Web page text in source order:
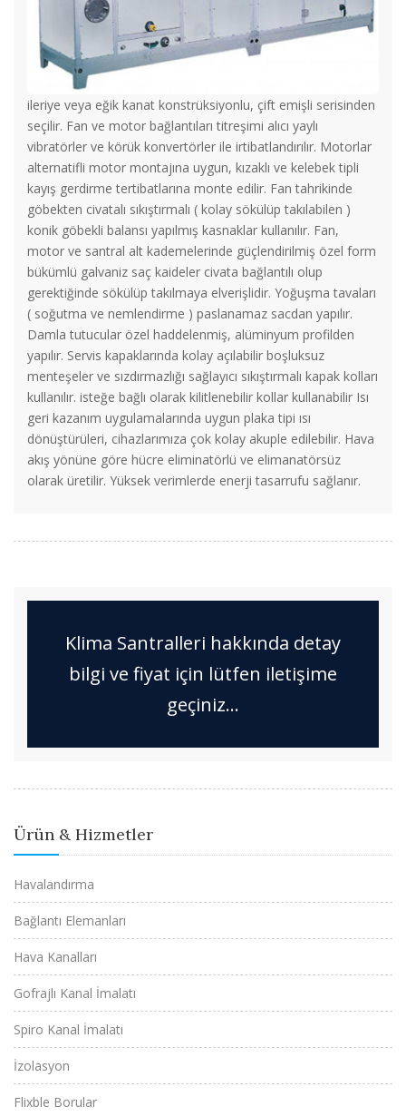
ileriye veya eğik kanat konstrüksiyonlu, çift emişli serisinden
seçilir. Fan ve motor bağlantıları titreşimi alıcı yaylı
vibratörler ve körük konvertörler ile irtibatlandırılır. Motorlar
alternatifli motor montajına uygun, kızaklı ve kelebek tipli
kayış gerdirme tertibatlarına monte edilir. Fan tahrikinde
göbekten civatalı sıkıştırmalı ( kolay sökülüp takılabilen )
konik göbekli balansı yapılmış kasnaklar kullanılır. Fan,
motor ve santral alt kademelerinde güçlendirilmiş özel form
bükümlü galvaniz saç kaideler civata bağlantılı olup
gerektiğinde sökülüp takılmaya elverişlidir. Yoğuşma tavaları
( soğutma ve nemlendirme ) paslanamaz sacdan yapılır.
Damla tutucular özel haddelenmiş, alüminyum profilden
yapılır. Servis kapaklarında kolay açılabilir boşluksuz
menteşeler ve sızdırmazlığı sağlayıcı sıkıştırmalı kapak kolları
kullanılır. isteğe bağlı olarak kilitlenebilir kollar kullanabilir Isı
geri kazanım uygulamalarında uygun plaka tipi ısı
dönüştürüleri, cihazlarımıza çok kolay akuple edilebilir. Hava
akış yönüne göre hücre eliminatörlü ve elimanatörsüz
olarak üretilir. Yüksek verimlerde enerji tasarrufu sağlanır.
Klima Santralleri hakkında detay
bilgi ve fiyat için lütfen iletişime
geçiniz...
Ürün & Hizmetler
Havalandırma
Bağlantı Elemanları
Hava Kanalları
Gofrajlı Kanal İmalatı
Spiro Kanal İmalatı
İzolasyon
Flixble Borular